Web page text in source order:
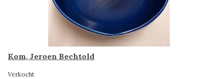
Kom, Jeroen Bechtold
Verkocht